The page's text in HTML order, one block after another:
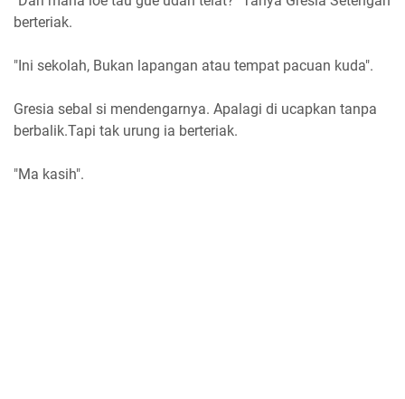
berteriak.
"Ini sekolah, Bukan lapangan atau tempat pacuan kuda".
Gresia sebal si mendengarnya. Apalagi di ucapkan tanpa
berbalik.Tapi tak urung ia berteriak.
"Ma kasih".